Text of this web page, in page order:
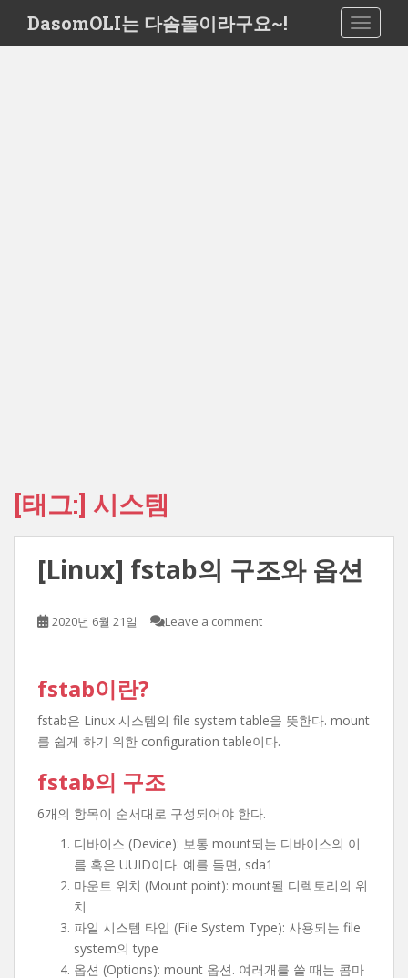
i
DasomOLI는 다솜돌이라구요~!
[태그:] 시스템
[Linux] fstab의 구조와 옵션
2020년 6월 21일 Leave a comment
fstab이란?
fstab은 Linux 시스템의 file system table을 뜻한다. mount
를 쉽게 하기 위한 configuration table이다.
fstab의 구조
6개의 항목이 순서대로 구성되어야 한다.
디바이스 (Device): 보통 mount되는 디바이스의 이
름 혹은 UUID이다. 예를 들면, sda1
마운트 위치 (Mount point): mount될 디렉토리의 위
치
파일 시스템 타입 (File System Type): 사용되는 file
system의 type
옵션 (Options): mount 옵션. 여러개를 쓸 때는 콤마